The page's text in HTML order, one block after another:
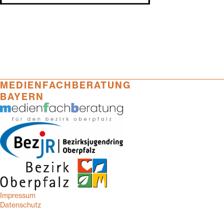
MEDIENFACHBERATUNG
BAYERN
Impressum
Datenschutz